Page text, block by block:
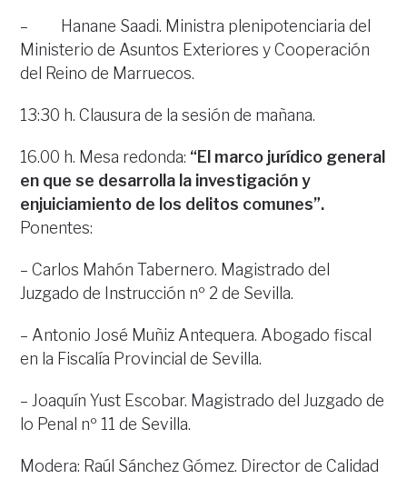
– Hanane Saadi. Ministra plenipotenciaria del
Ministerio de Asuntos Exteriores y Cooperación
del Reino de Marruecos.
13:30 h. Clausura de la sesión de mañana.
16.00 h. Mesa redonda: “El marco jurídico general
en que se desarrolla la investigación y
enjuiciamiento de los delitos comunes”.
Ponentes:
– Carlos Mahón Tabernero. Magistrado del
Juzgado de Instrucción nº 2 de Sevilla.
– Antonio José Muñiz Antequera. Abogado fiscal
en la Fiscalía Provincial de Sevilla.
– Joaquín Yust Escobar. Magistrado del Juzgado de
lo Penal nº 11 de Sevilla.
Modera: Raúl Sánchez Gómez. Director de Calidad